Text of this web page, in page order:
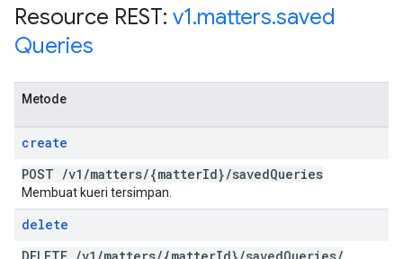
Resource REST: v1.matters.saved
Queries
Metode
create
POST /v1 /matters/{matterId}/savedQueries
Membuat kueri tersimpan.
delete